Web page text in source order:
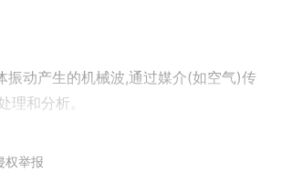
振动产生的机械波,通过媒介(如空气)传
和分析。
权举报